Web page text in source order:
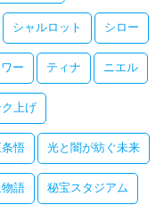
シャルロット シロー
ー ティナ ニエル
上げ
条悟 光と闇が紡ぐ未来
物語 秘宝スタジアム